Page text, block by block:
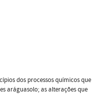
dos processos químicos que
as alterações que